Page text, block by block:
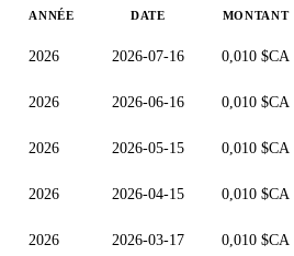
ANNÉE DATE MONTANT
2026 2026-07-16 0,010 $CA
2026 2026-06-16 0,010 $CA
2026 2026-05-15 0,010 $CA
2026 2026-04-15 0,010 $CA
2026 2026-03-17 0,010 $CA